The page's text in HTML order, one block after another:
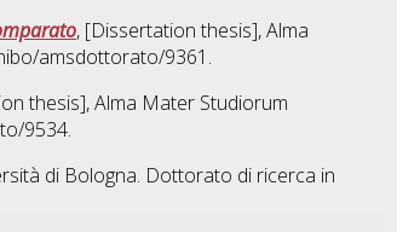
, [Dissertation thesis], Alma
amsdottorato/9361.
thesis], Alma Mater Studiorum
9534.
di Bologna. Dottorato di ricerca in